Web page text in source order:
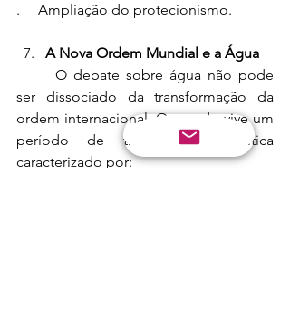
.     Ampliação do protecionismo.
A Nova Ordem Mundial e a Água
ser dissociado da transformação da
ordem internacional. O mundo vive um
período de transição geopolítica
caracterizado por: